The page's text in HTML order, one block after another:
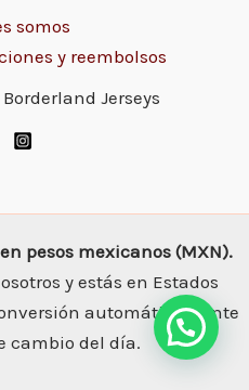
somos
y reembolsos
Jerseys
pesos mexicanos (MXN).
y estás en Estados
automáticamente
cambio del día.